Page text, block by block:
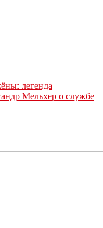
легенда
Мельхер о службе